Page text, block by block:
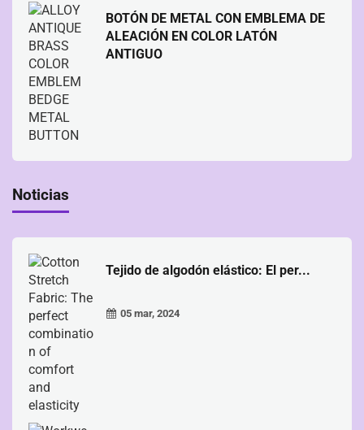
BOTÓN DE METAL CON EMBLEMA DE
ALEACIÓN EN COLOR LATÓN
ANTIGUO
Noticias
Tejido de algodón elástico: El per...
05 mar, 2024